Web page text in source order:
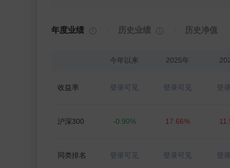
年度业绩 历史业绩 历史净值
今年以来 2025年
收益率 登录可见 登录可见 登
沪深300 -0.90% 17.66%
同类排名 登录可见 登录可见 登